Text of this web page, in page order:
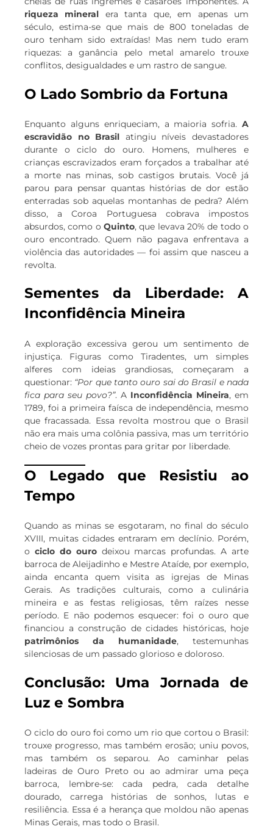
riqueza mineral era tanta que, em apenas um
século, estima-se que mais de 800 toneladas de
ouro tenham sido extraídas! Mas nem tudo eram
riquezas: a ganância pelo metal amarelo trouxe
conflitos, desigualdades e um rastro de sangue.
O Lado Sombrio da Fortuna
Enquanto alguns enriqueciam, a maioria sofria. A
escravidão no Brasil atingiu níveis devastadores
durante o ciclo do ouro. Homens, mulheres e
crianças escravizados eram forçados a trabalhar até
a morte nas minas, sob castigos brutais. Você já
parou para pensar quantas histórias de dor estão
enterradas sob aquelas montanhas de pedra? Além
disso, a Coroa Portuguesa cobrava impostos
absurdos, como o Quinto, que levava 20% de todo o
ouro encontrado. Quem não pagava enfrentava a
violência das autoridades — foi assim que nasceu a
revolta.
Sementes da Liberdade: A
Inconfidência Mineira
A exploração excessiva gerou um sentimento de
injustiça. Figuras como Tiradentes, um simples
alferes com ideias grandiosas, começaram a
questionar: “Por que tanto ouro sai do Brasil e nada
fica para seu povo?”. A Inconfidência Mineira, em
1789, foi a primeira faísca de independência, mesmo
que fracassada. Essa revolta mostrou que o Brasil
não era mais uma colônia passiva, mas um território
cheio de vozes prontas para gritar por liberdade.
O Legado que Resistiu ao
Tempo
Quando as minas se esgotaram, no final do século
XVIII, muitas cidades entraram em declínio. Porém,
o ciclo do ouro deixou marcas profundas. A arte
barroca de Aleijadinho e Mestre Ataíde, por exemplo,
ainda encanta quem visita as igrejas de Minas
Gerais. As tradições culturais, como a culinária
mineira e as festas religiosas, têm raízes nesse
período. E não podemos esquecer: foi o ouro que
financiou a construção de cidades históricas, hoje
patrimônios da humanidade, testemunhas
silenciosas de um passado glorioso e doloroso.
Conclusão: Uma Jornada de
Luz e Sombra
O ciclo do ouro foi como um rio que cortou o Brasil:
trouxe progresso, mas também erosão; uniu povos,
mas também os separou. Ao caminhar pelas
ladeiras de Ouro Preto ou ao admirar uma peça
barroca, lembre-se: cada pedra, cada detalhe
dourado, carrega histórias de sonhos, lutas e
resiliência. Essa é a herança que moldou não apenas
Minas Gerais, mas todo o Brasil.